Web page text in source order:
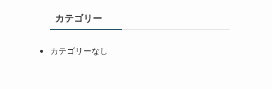
カテゴリー
カテゴリーなし